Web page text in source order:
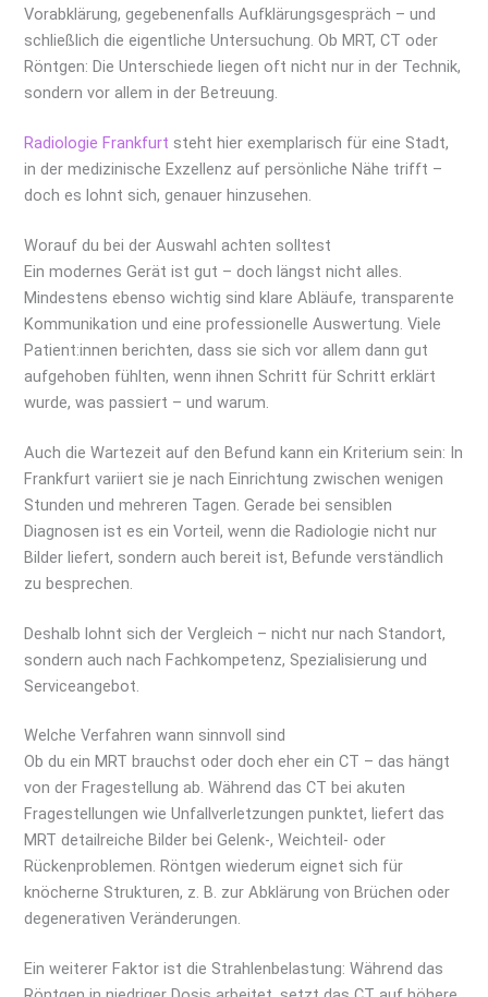
Vorabklärung, gegebenenfalls Aufklärungsgespräch – und
schließlich die eigentliche Untersuchung. Ob MRT, CT oder
Röntgen: Die Unterschiede liegen oft nicht nur in der Technik,
sondern vor allem in der Betreuung.
Radiologie Frankfurt steht hier exemplarisch für eine Stadt,
in der medizinische Exzellenz auf persönliche Nähe trifft –
doch es lohnt sich, genauer hinzusehen.
Worauf du bei der Auswahl achten solltest
Ein modernes Gerät ist gut – doch längst nicht alles.
Mindestens ebenso wichtig sind klare Abläufe, transparente
Kommunikation und eine professionelle Auswertung. Viele
Patient:innen berichten, dass sie sich vor allem dann gut
aufgehoben fühlten, wenn ihnen Schritt für Schritt erklärt
wurde, was passiert – und warum.
Auch die Wartezeit auf den Befund kann ein Kriterium sein: In
Frankfurt variiert sie je nach Einrichtung zwischen wenigen
Stunden und mehreren Tagen. Gerade bei sensiblen
Diagnosen ist es ein Vorteil, wenn die Radiologie nicht nur
Bilder liefert, sondern auch bereit ist, Befunde verständlich
zu besprechen.
Deshalb lohnt sich der Vergleich – nicht nur nach Standort,
sondern auch nach Fachkompetenz, Spezialisierung und
Serviceangebot.
Welche Verfahren wann sinnvoll sind
Ob du ein MRT brauchst oder doch eher ein CT – das hängt
von der Fragestellung ab. Während das CT bei akuten
Fragestellungen wie Unfallverletzungen punktet, liefert das
MRT detailreiche Bilder bei Gelenk-, Weichteil- oder
Rückenproblemen. Röntgen wiederum eignet sich für
knöcherne Strukturen, z. B. zur Abklärung von Brüchen oder
degenerativen Veränderungen.
Ein weiterer Faktor ist die Strahlenbelastung: Während das